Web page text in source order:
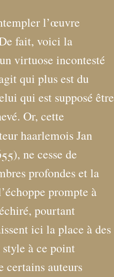
l’œuvre
fait, voici la
virtuose incontesté
qui plus est du
qui est supposé être
Or, cette
haarlemois Jan
ne cesse de
profondes et la
prompte à
pourtant
ici la place à des
à ce point
certains auteurs